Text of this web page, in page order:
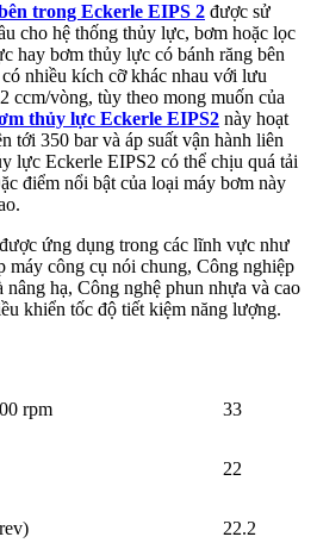
trong Eckerle EIPS 2 được sử
cho hệ thống thủy lực, bơm hoặc lọc
hay bơm thủy lực có bánh răng bên
nhiều kích cỡ khác nhau với lưu
ccm/vòng, tùy theo mong muốn của
thủy lực Eckerle EIPS2 này hoạt
tới 350 bar và áp suất vận hành liên
lực Eckerle EIPS2 có thể chịu quá tải
điểm nổi bật của loại máy bơm này
được ứng dụng trong các lĩnh vực như
máy công cụ nói chung, Công nghiệp
nâng hạ, Công nghệ phun nhựa và cao
khiển tốc độ tiết kiệm năng lượng.
rpm 33
22
22.2